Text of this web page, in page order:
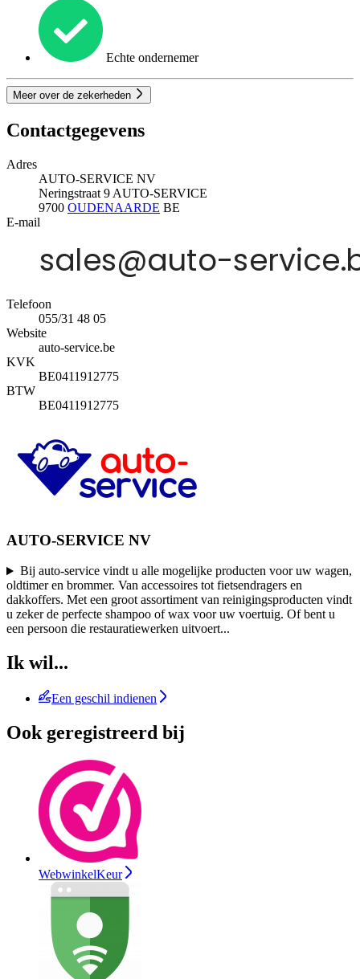
Echte ondernemer
Meer over de zekerheden
Contactgegevens
Adres
AUTO-SERVICE NV
Neringstraat 9 AUTO-SERVICE
9700 OUDENAARDE BE
E-mail
Telefoon
055/31 48 05
Website
auto-service.be
KVK
BE0411912775
BTW
BE0411912775
AUTO-SERVICE NV
Bij auto-service vindt u alle mogelijke producten voor uw wagen,
oldtimer en brommer. Van accessoires tot fietsendragers en
dakkoffers. Met een groot assortiment van reinigingsproducten vindt
u zeker de perfecte shampoo of wax voor uw voertuig. Of bent u
een persoon die restauratiewerken uitvoert...
Ik wil...
Een geschil indienen
Ook geregistreerd bij
WebwinkelKeur